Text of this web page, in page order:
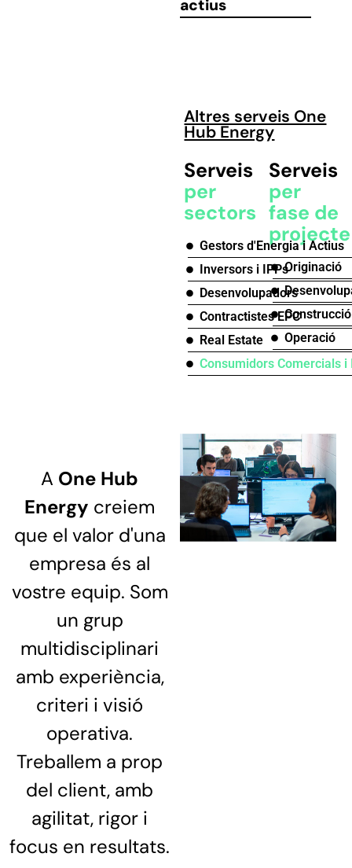
actius
Altres serveis One
Hub Energy
Serveis
per
sectors
Gestors d'Energia i Actius
Inversors i IPPs
Desenvolupadors
Contractistes EPC
Real Estate
Consumidors Comercials
Serveis
per
fase de
projecte
Originació
Construcció
Operació
A One Hub
Energy creiem
que el valor d'una
empresa és al
vostre equip. Som
un grup
multidisciplinari
amb experiència,
criteri i visió
operativa.
Treballem a prop
del client, amb
agilitat, rigor i
focus en resultats.